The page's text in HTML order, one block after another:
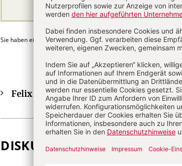
Sie haben ein Abonnement?Anmelden
Felix Evers ist Pfarrer in Hamburg-Billstedt.
DISKUSSION